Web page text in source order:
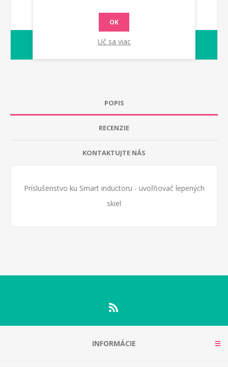
Dodacia lehota:1-2 dny
POPIS
RECENZIE
KONTAKTUJTE NÁS
Príslušenstvo ku Smart inductoru - uvoľňovač lepených
skiel
INFORMÁCIE
OK
Uč sa viac